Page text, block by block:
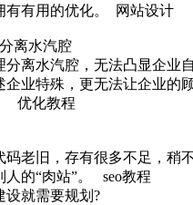
有有用的优化。 网站设计
离水汽腔
分离水汽腔，无法凸显企业
企业特殊，更无法让企业的
优化教程
码老旧，存有很多不足，稍
人的“肉站”。 seo教程
设就需要规划?